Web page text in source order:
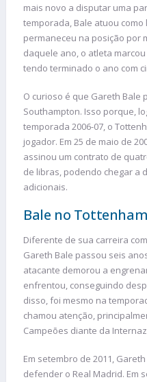
mais novo a disputar uma
temporada, Bale atuou
permaneceu na posição por
daquele ano, o atleta
tendo terminado o ano com
O curioso é que Gareth Bale
Southampton. Isso porque,
temporada 2006-07, o
jogador. Em 25 de maio de
assinou um contrato de
de libras, podendo chegar a
adicionais.
Bale no Tottenham
Diferente de sua carreira
Gareth Bale passou seis
atacante demorou a
enfrentou, conseguindo
disso, foi mesmo na
chamou atenção,
Campeões diante da
Em setembro de 2011,
defender o Real Madrid. Em